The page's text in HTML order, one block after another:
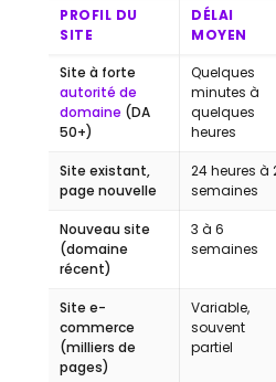
PROFIL DU
SITE
DÉLAI
MOYEN
Site à forte
autorité de
domaine (DA
50+)
Quelques
minutes à
quelques
heures
Site existant,
page nouvelle
24 heures à
semaines
Nouveau site
(domaine
récent)
3 à 6
semaines
Site e-
commerce
(milliers de
pages)
Variable,
souvent
partiel